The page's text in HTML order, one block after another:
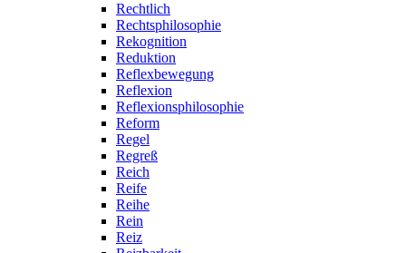
Rechtlich
Rechtsphilosophie
Rekognition
Reduktion
Reflexbewegung
Reflexion
Reflexionsphilosophie
Reform
Regel
Regreß
Reich
Reife
Reihe
Rein
Reiz